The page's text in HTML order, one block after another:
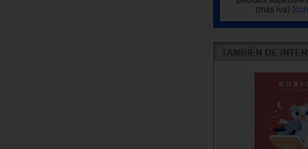
(más iva)